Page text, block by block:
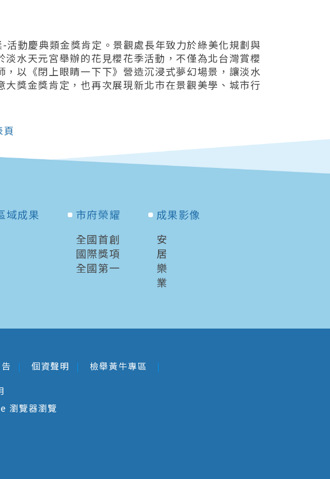
動慶典類金獎肯定。景觀處長年致力於綠美化規劃與
水天元宮舉辦的花見櫻花季活動，不僅為北台灣賞櫻
以《閉上眼睛一下下》營造沉浸式夢幻場景，讓淡水
獎金獎肯定，也再次展現新北市在景觀美學、城市行
頁
域成果
市府榮耀
全國首創
國際獎項
全國第一
成果影像
安
居
樂
業
個資聲明
檢舉黃牛專區
瀏覽器瀏覽